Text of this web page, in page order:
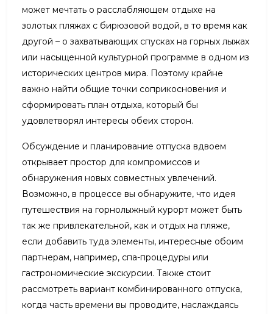
может мечтать о расслабляющем отдыхе на
золотых пляжах с бирюзовой водой, в то время как
другой – о захватывающих спусках на горных лыжах
или насыщенной культурной программе в одном из
исторических центров мира. Поэтому крайне
важно найти общие точки соприкосновения и
сформировать план отдыха, который бы
удовлетворял интересы обеих сторон.
Обсуждение и планирование отпуска вдвоем
открывает простор для компромиссов и
обнаружения новых совместных увлечений.
Возможно, в процессе вы обнаружите, что идея
путешествия на горнолыжный курорт может быть
так же привлекательной, как и отдых на пляже,
если добавить туда элементы, интересные обоим
партнерам, например, спа-процедуры или
гастрономические экскурсии. Также стоит
рассмотреть вариант комбинированного отпуска,
когда часть времени вы проводите, наслаждаясь